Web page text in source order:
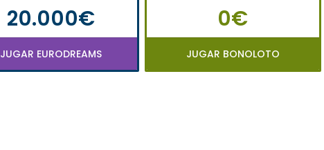
20.000€
JUGAR EURODREAMS
0€
JUGAR BONOLOTO